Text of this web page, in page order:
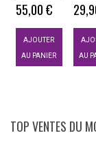
TOP VENTES DU
55,00 €
AJOUTER
AU PANIER AU